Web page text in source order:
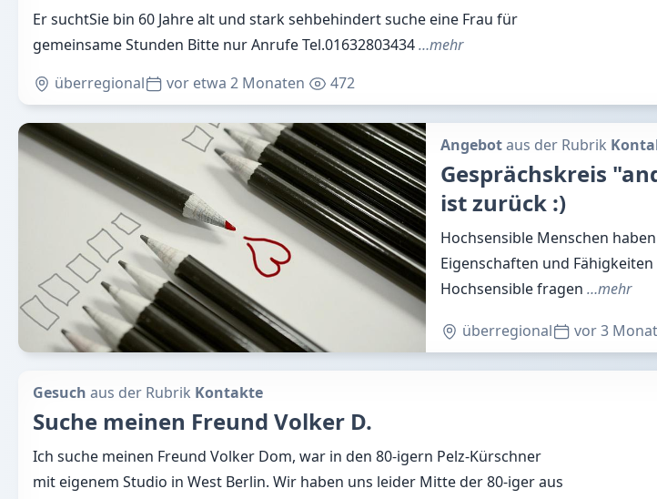
Er suchtSie bin 60 Jahre alt und stark sehbehindert suche eine Frau für
gemeinsame Stunden Bitte nur Anrufe Tel.01632803434…mehr
überregional
vor etwa 2 Monaten 472
Angebotaus der Rubrik
Gesprächskreis
ist zurück :)
Hochsensible Menschen
Eigenschaften und
Hochsensible fragen …mehr
überregional vor 3
Gesuch aus der Rubrik Kontakte
Suche meinen Freund Volker D.
Ich suche meinen Freund Volker Dom, war in den 80-igern Pelz-Kürschner
mit eigenem Studio in West Berlin. Wir haben uns leider Mitte der 80-iger aus